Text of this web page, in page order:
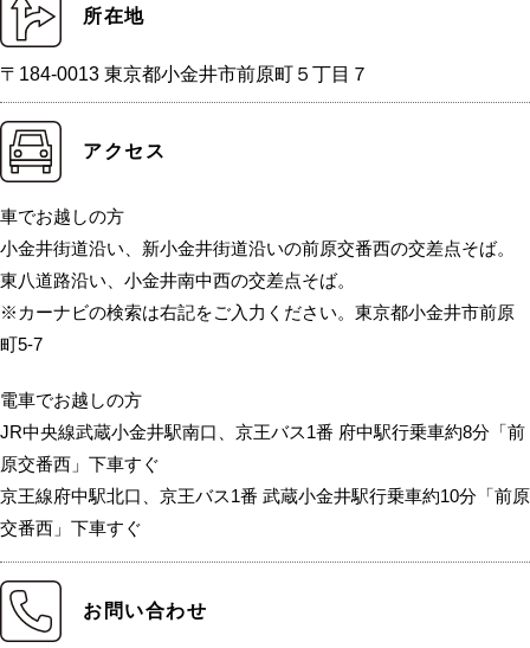
所在地
〒184-0013 東京都小金井市前原町５丁目７
アクセス
車でお越しの方
小金井街道沿い、新小金井街道沿いの前原交番西の交差点そば。
東八道路沿い、小金井南中西の交差点そば。
※カーナビの検索は右記をご入力ください。東京都小金井市前原
町5-7
電車でお越しの方
JR中央線武蔵小金井駅南口、京王バス1番 府中駅行乗車約8分「前
原交番西」下車すぐ
京王線府中駅北口、京王バス1番 武蔵小金井駅行乗車約10分「前原
交番西」下車すぐ
お問い合わせ